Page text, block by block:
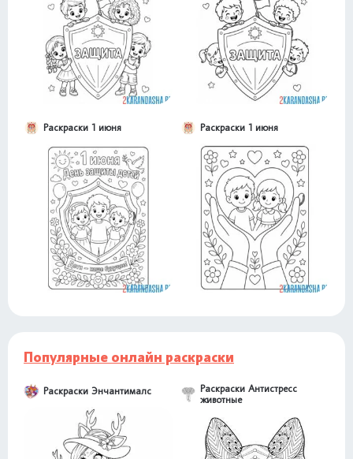
Раскраски 1 июня Раскраски 1 июня
Популярные онлайн раскраски
Раскраски Энчантималс
Раскраски Антистресс
животные